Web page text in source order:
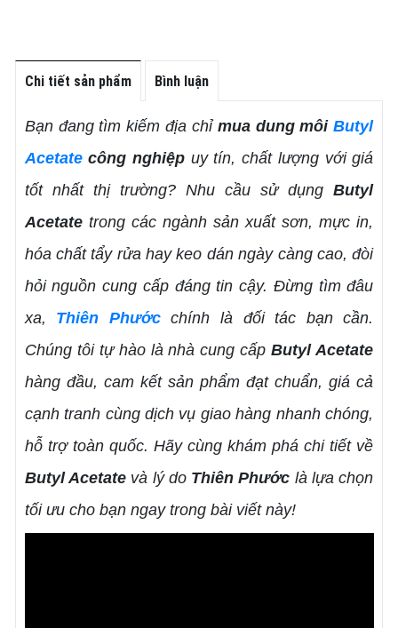
Chi tiết sản phẩm Bình luận
Bạn đang tìm kiếm địa chỉ mua dung môiButyl
Acetatecông nghiệp uy tín, chất lượng với giá
tốt nhất thị trường? Nhu cầu sử dụngButyl
Acetatetrong các ngành sản xuất sơn, mực in,
hóa chất tẩy rửa hay keo dán ngày càng cao, đòi
hỏi nguồn cung cấp đáng tin cậy. Đừng tìm đâu
xa, Thiên Phướcchính là đối tác bạn cần.
Chúng tôi tự hào là nhà cung cấpButyl Acetate
hàng đầu, cam kết sản phẩm đạt chuẩn, giá cả
cạnh tranh cùng dịch vụ giao hàng nhanh chóng,
hỗ trợ toàn quốc. Hãy cùng khám phá chi tiết về
Butyl Acetate và lý do Thiên Phước là lựa chọn
tối ưu cho bạn ngay trong bài viết này!